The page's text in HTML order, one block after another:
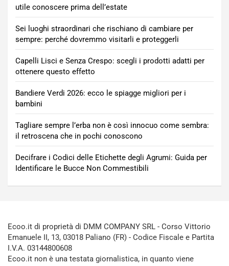
utile conoscere prima dell’estate
Sei luoghi straordinari che rischiano di cambiare per
sempre: perché dovremmo visitarli e proteggerli
Capelli Lisci e Senza Crespo: scegli i prodotti adatti per
ottenere questo effetto
Bandiere Verdi 2026: ecco le spiagge migliori per i
bambini
Tagliare sempre l’erba non è così innocuo come sembra:
il retroscena che in pochi conoscono
Decifrare i Codici delle Etichette degli Agrumi: Guida per
Identificare le Bucce Non Commestibili
Ecoo.it di proprietà di DMM COMPANY SRL - Corso Vittorio
Emanuele II, 13, 03018 Paliano (FR) - Codice Fiscale e Partita
I.V.A. 03144800608
Ecoo.it non è una testata giornalistica, in quanto viene